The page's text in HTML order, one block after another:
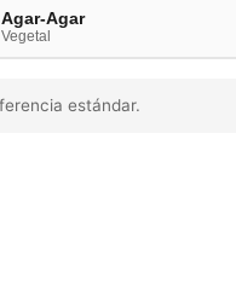
Agar-Agar
Vegetal
estándar.